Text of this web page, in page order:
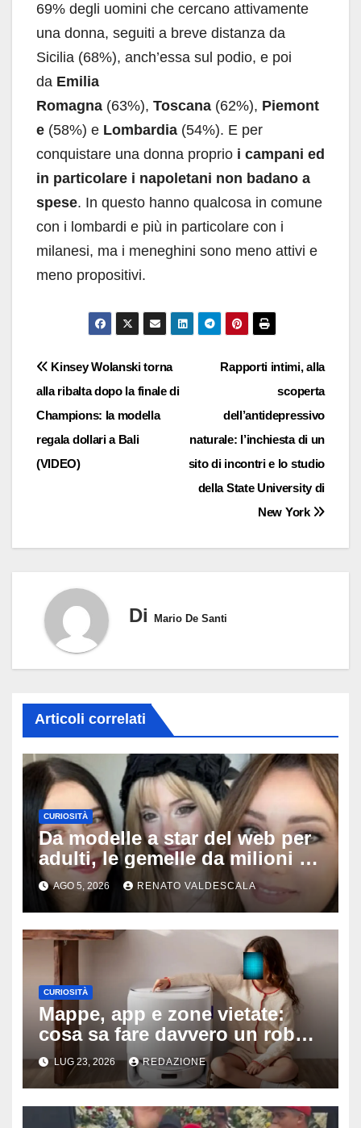
69% degli uomini che cercano attivamente
una donna, seguiti a breve distanza da
Sicilia (68%), anch’essa sul podio, e poi
da Emilia
Romagna (63%), Toscana (62%), Piemont
e (58%) e Lombardia (54%). E per
conquistare una donna proprio i campani ed
in particolare i napoletani non badano a
spese. In questo hanno qualcosa in comune
con i lombardi e più in particolare con i
milanesi, ma i meneghini sono meno attivi e
meno propositivi.
Navigazione
articoli
Rapporti intimi, alla
scoperta
dell’antidepressivo
naturale: l’inchiesta di un
sito di incontri e lo studio
della State University di
New York
Kinsey Wolanski torna
alla ribalta dopo la finale di
Champions: la modella
regala dollari a Bali
(VIDEO)
Di Mario De Santi
Articoli correlati
CURIOSITÀ
Da modelle a star del web per
adulti, le gemelle da milioni di
follower sorprendono tutti:
‘Nostra madre ci fotografa e ci
sostiene’
AGO 5, 2026 RENATO VALDESCALA
CURIOSITÀ
Mappe, app e zone vietate:
cosa sa fare davvero un robot
aspirapolvere oggi
LUG 23, 2026 REDAZIONE